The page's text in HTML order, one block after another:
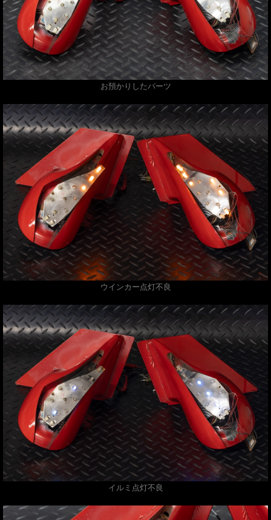
お預かりしたパーツ
ウインカー点灯不良
イルミ点灯不良